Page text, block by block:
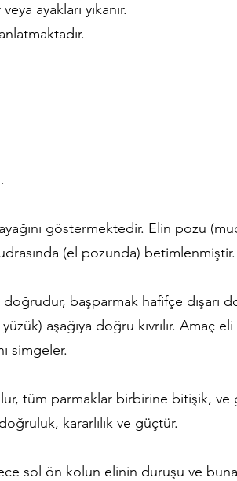
ayakları yıkanır.
göstermektedir. Elin pozu
(el pozunda) betimlenmiştir.
başparmak hafifçe dışarı
aşağıya doğru kıvrılır. Amaç
simgeler.
tüm parmaklar birbirine bitişik, ve
kararlılık ve güçtür.
sol ön kolun elinin duruşu ve